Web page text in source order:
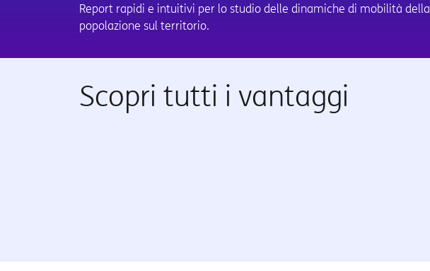
TIM Brasil
Report rapidi e intuitivi per lo studio delle dinamiche di mobilità della
popolazione sul territorio.
Scopri tutti i vantaggi